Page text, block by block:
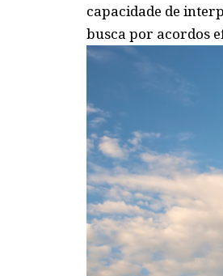
capacidade de
busca por acordos